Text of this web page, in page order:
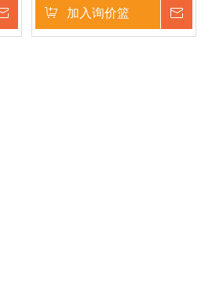
加入询价篮